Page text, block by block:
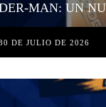
MAN: UN
DE JULIO DE 2026